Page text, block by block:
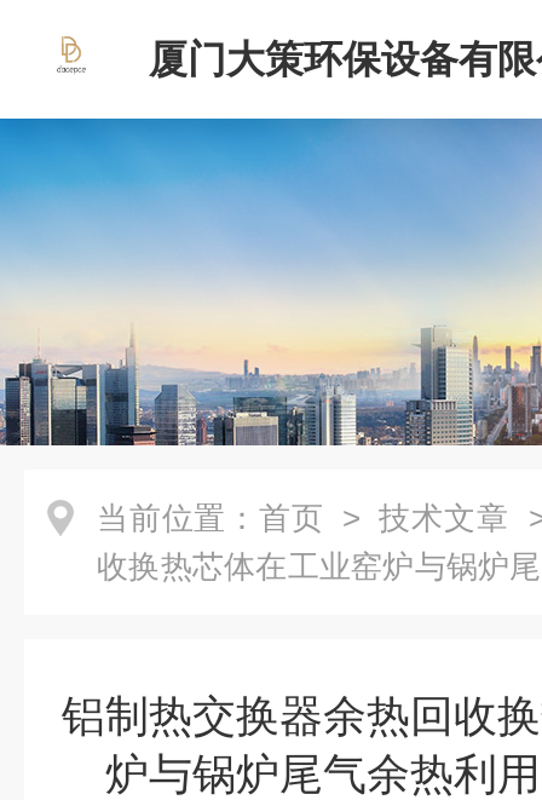
厦门大策环保设备有
当前位置： 首页 > 技术文章
收换热芯体在工业窑炉与锅炉
铝制热交换器余热回收
炉与锅炉尾气余热利